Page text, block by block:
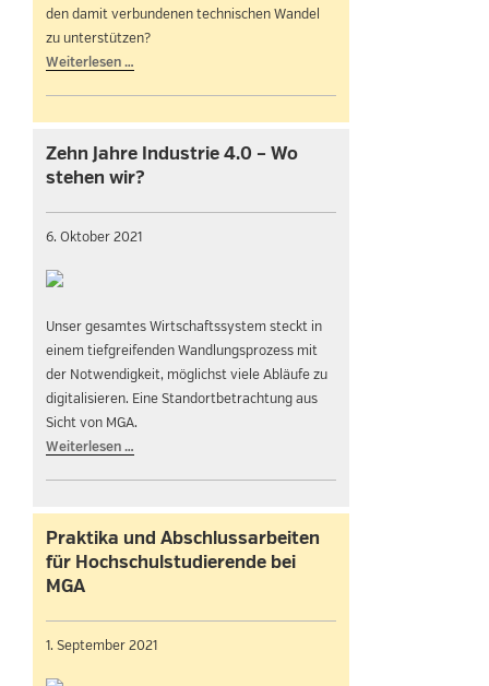
den damit verbundenen technischen Wandel
zu unterstützen?
Weiterlesen …
Zehn Jahre Industrie 4.0 – Wo
stehen wir?
6. Oktober 2021
Unser gesamtes Wirtschaftssystem steckt in
einem tiefgreifenden Wandlungsprozess mit
der Notwendigkeit, möglichst viele Abläufe zu
digitalisieren. Eine Standortbetrachtung aus
Sicht von MGA.
Weiterlesen …
Praktika und Abschlussarbeiten
für Hochschulstudierende bei
MGA
1. September 2021